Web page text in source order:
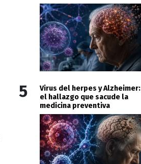
5
Virus del herpes y Alzheimer:
el hallazgo que sacude la
medicina preventiva